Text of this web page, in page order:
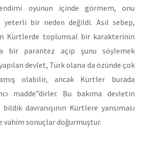
oyunun içinde görmem, onu
yeterli bir neden değildi. Asıl sebep,
Kürtlerde toplumsal bir karakterinin
bir parantez açıp şunu söylemek
devlet, Türk olana da özünde çok
olabilir, ancak Kürtler burada
madde”dirler. Bu bakıma devletin
bildik davranışının Kürtlere yansıması
vahim sonuçlar doğurmuştur.